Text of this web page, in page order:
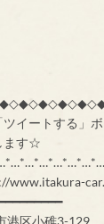
イートする」
ます☆
港区小碓3-129